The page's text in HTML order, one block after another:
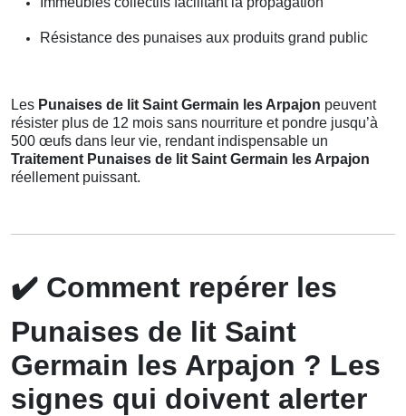
Résistance des punaises aux produits grand public
Les Punaises de lit Saint Germain les Arpajon peuvent
résister plus de 12 mois sans nourriture et pondre jusqu’à
500 œufs dans leur vie, rendant indispensable un
Traitement Punaises de lit Saint Germain les Arpajon
réellement puissant.
✔️ Comment repérer les
Punaises de lit Saint
Germain les Arpajon ? Les
signes qui doivent alerter